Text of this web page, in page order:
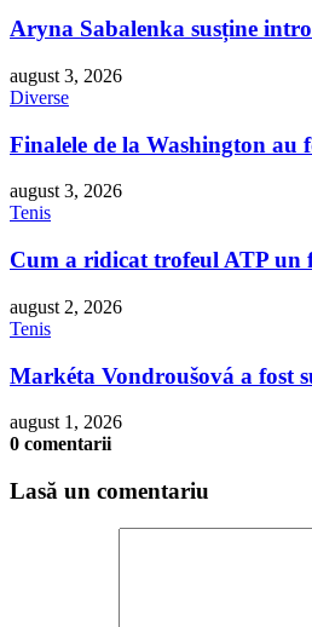
Aryna Sabalenka susține
august 3, 2026
Diverse
Finalele de la Washington au
august 3, 2026
Tenis
Cum a ridicat trofeul ATP un
august 2, 2026
Tenis
Markéta Vondroušová a fost
august 1, 2026
0 comentarii
Lasă un comentariu